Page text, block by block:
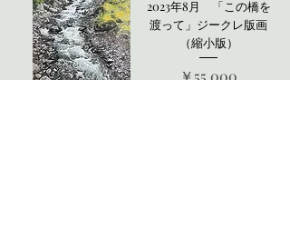
2023年8月 「この橋を
渡って」ジークレ版画
（縮小版）
価格
￥55,000